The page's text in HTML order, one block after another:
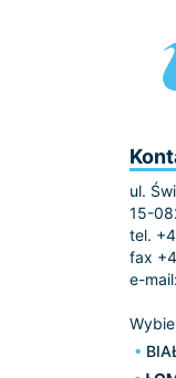
ul.
15-
tel.
fax
e-mail: